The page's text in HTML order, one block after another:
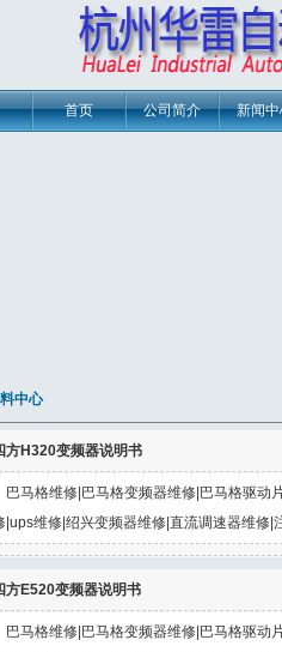
新闻
公司简介
首页
中心
方H320变频器说明书
巴马格维修|巴马格变频器维修|巴马格驱动
|ups维修|绍兴变频器维修|直流调速器维修|
方E520变频器说明书
巴马格维修|巴马格变频器维修|巴马格驱动